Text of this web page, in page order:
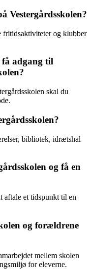
Vestergårdsskolen?
fritidsaktiviteter og klubber
adgang til
skal du
bibliotek, idrætshal
og få en
aftale et tidspunkt til en
og forældrene
mellem skolen
for eleverne.